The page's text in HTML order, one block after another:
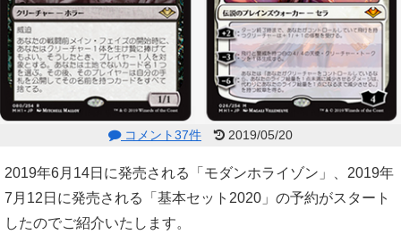
コメント37件 2019/05/20
2019年6月14日に発売される「モダンホライゾン」、2019年
7月12日に発売される「基本セット2020」の予約がスタート
したのでご紹介いたします。